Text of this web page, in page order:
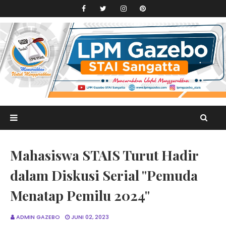
Mahasiswa STAIS Turut Hadir
dalam Diskusi Serial "Pemuda
Menatap Pemilu 2024"
ADMIN GAZEBO JUNI 02, 2023